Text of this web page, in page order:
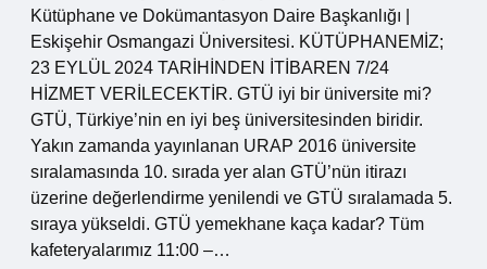
Kütüphane ve Dokümantasyon Daire Başkanlığı |
Eskişehir Osmangazi Üniversitesi. KÜTÜPHANEMİZ;
23 EYLÜL 2024 TARİHİNDEN İTİBAREN 7/24
HİZMET VERİLECEKTİR. GTÜ iyi bir üniversite mi?
GTÜ, Türkiye’nin en iyi beş üniversitesinden biridir.
Yakın zamanda yayınlanan URAP 2016 üniversite
sıralamasında 10. sırada yer alan GTÜ’nün itirazı
üzerine değerlendirme yenilendi ve GTÜ sıralamada 5.
sıraya yükseldi. GTÜ yemekhane kaça kadar? Tüm
kafeteryalarımız 11:00 –…